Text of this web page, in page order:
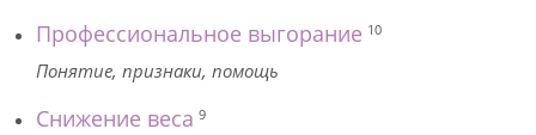
Профессиональное выгорание 10
Понятие, признаки, помощь
Снижение веса 9